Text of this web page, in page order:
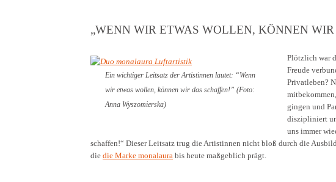
„WENN WIR ETWAS WOLLEN, KÖNNEN
Ein wichtiger Leitsatz der Artistinnen lautet: “Wenn
wir etwas wollen, können wir das schaffen!” (Foto:
Anna Wyszomierska)
Plötzlich war
Freude
Privatleben?
gingen und
diszipliniert
uns immer
schaffen!“ Dieser Leitsatz trug die Artistinnen nicht bloß durch die
die die Marke monalaura bis heute maßgeblich prägt.